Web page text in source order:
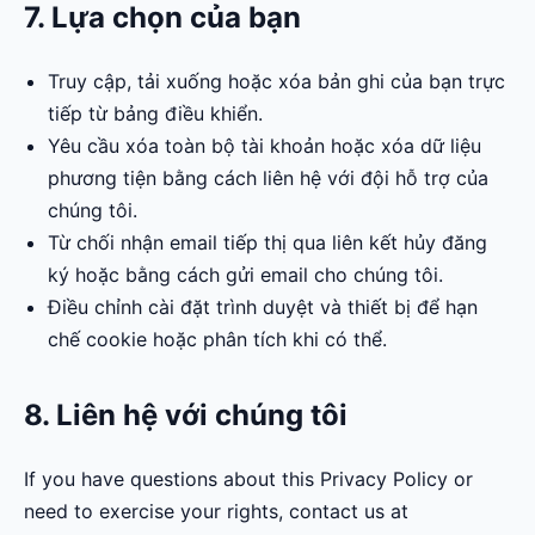
7. Lựa chọn của bạn
Truy cập, tải xuống hoặc xóa bản ghi của bạn trực
tiếp từ bảng điều khiển.
Yêu cầu xóa toàn bộ tài khoản hoặc xóa dữ liệu
phương tiện bằng cách liên hệ với đội hỗ trợ của
chúng tôi.
Từ chối nhận email tiếp thị qua liên kết hủy đăng
ký hoặc bằng cách gửi email cho chúng tôi.
Điều chỉnh cài đặt trình duyệt và thiết bị để hạn
chế cookie hoặc phân tích khi có thể.
8. Liên hệ với chúng tôi
If you have questions about this Privacy Policy or
need to exercise your rights, contact us at